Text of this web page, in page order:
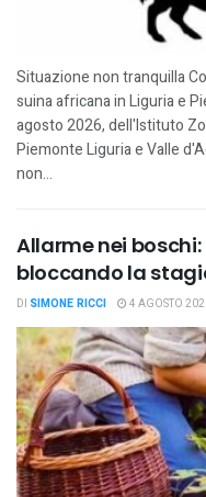
Situazione non tranquilla
suina africana in Liguria e
agosto 2026, dell'Istituto
Piemonte Liguria e Valle
non...
Allarme nei
bloccando la
DI SIMONE RICCI 4 AGOSTO